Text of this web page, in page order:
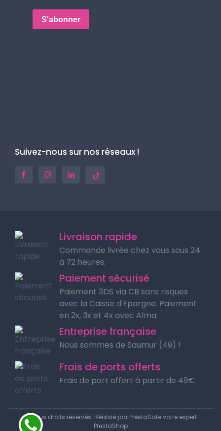
Suivez-nous sur nos réseaux !
Livraison rapide
Commande livrée chez vous sous 24
à 72 heures.
Paiement sécurisé
Paiement 3DS via CB sans risques
avec la Caisse d'Epargne. Paiement
en 2x, 3x et 4x avec Alma.
Entreprise française
Nous sommes de Saumur (49) !
Frais de ports offerts
Frais de port offert à partir de 49€
© Tous droits réservés. Réalisé par PrestaSafe votre expert
PrestaShop